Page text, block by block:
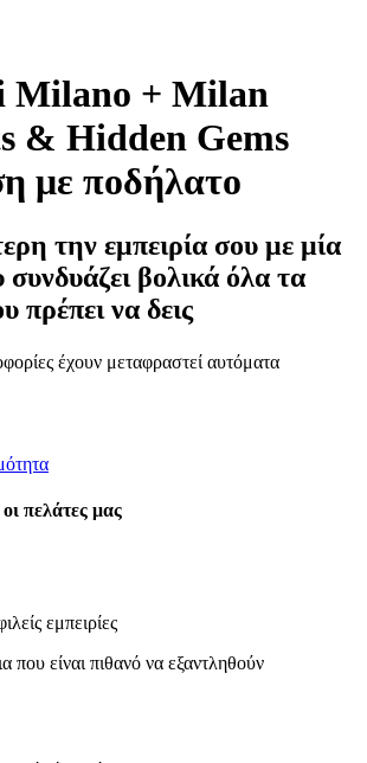
Milano + Milan
& Hidden Gems
με ποδήλατο
την εμπειρία σου με μία
βολικά όλα τα
πρέπει να δεις
έχουν μεταφραστεί αυτόματα
πελάτες μας
εμπειρίες
που είναι πιθανό να εξαντληθούν